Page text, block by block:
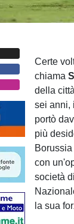
Certe
chiama
della
sei anni,
portò
più
con
società
la sua